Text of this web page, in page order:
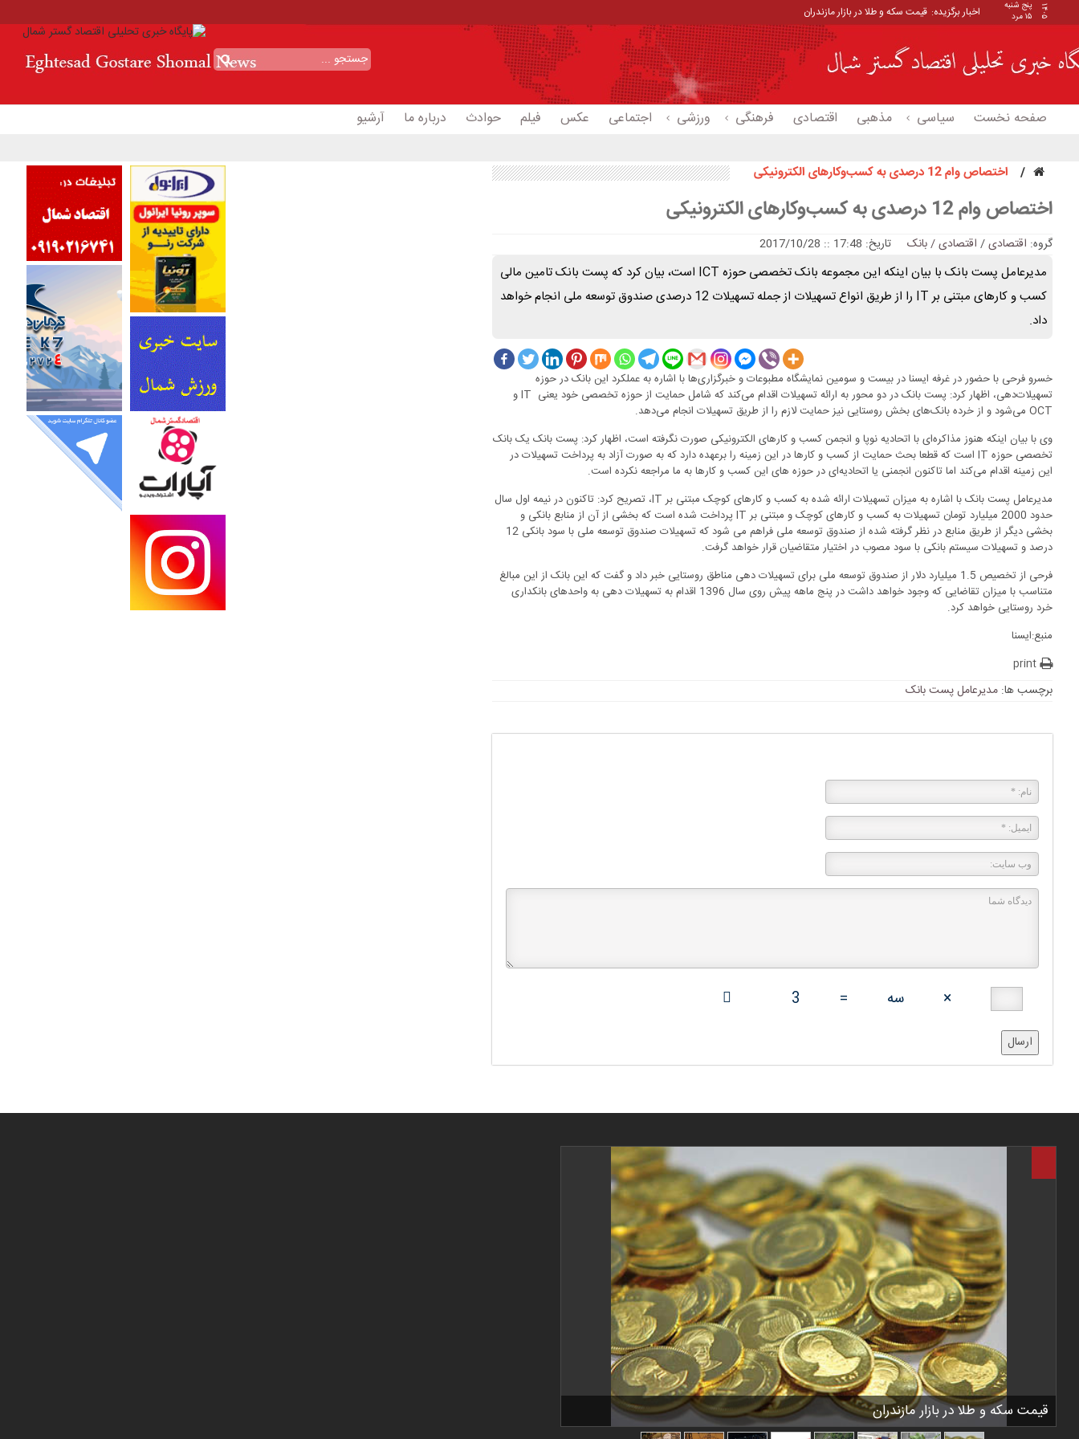
۱۴۰۵
پنج شنبه
۱۵ مرد
اخبار برگزیده: قیمت سکه و طلا در بازار مازندران
صفحه نخست سیاسی مذهبی اقتصادی فرهنگی ورزشی اجتماعی عکس فیلم حوادث درباره ما آرشیو
اختصاص وام 12 درصدی به کسب‌وکارهای الکترونیکی
اختصاص وام 12 درصدی به کسب‌وکارهای الکترونیکی
گروه: اقتصادی/ اقتصادی / بانک تاریخ: 17:48 :: 2017/10/28
مدیرعامل پست بانک با بیان اینکه این مجموعه بانک تخصصی حوزه ICT است، بیان کرد که پست بانک تامین مالی
کسب و کارهای مبتنی بر IT را از طریق انواع تسهیلات از جمله تسهیلات 12 درصدی صندوق توسعه ملی انجام خواهد
داد.
خسرو فرحی با حضور در غرفه ایسنا در بیست و سومین نمایشگاه مطبوعات و خبرگزاری‌ها با اشاره به عملکرد این بانک در حوزه
تسهیلات‌دهی، اظهار کرد: پست بانک در دو محور به ارائه تسهیلات اقدام می‌کند که شامل حمایت از حوزه تخصصی خود یعنی ITو
OCT می‌شود و از خرده بانک‌های بخش روستایی نیز حمایت لازم را از طریق تسهیلات انجام می‌دهد.
وی با بیان اینکه هنوز مذاکره‌ای با اتحادیه نوپا و انجمن کسب و کارهای الکترونیکی صورت نگرفته است، اظهار کرد: پست بانک یک بانک
تخصصی حوزه IT است که قطعا بحث حمایت از کسب و کارها در این زمینه را برعهده دارد که به صورت آزاد به پرداخت تسهیلات در
این زمینه اقدام می‌کند اما تاکنون انجمنی یا اتحادیه‌ای در حوزه های این کسب و کارها به ما مراجعه نکرده است.
مدیرعامل پست بانک با اشاره به میزان تسهیلات ارائه شده به کسب و کارهای کوچک مبتنی بر IT، تصریح کرد: تاکنون در نیمه اول سال
حدود 2000 میلیارد تومان تسهیلات به کسب و کارهای کوچک و مبتنی بر
IT پرداخت شده است که بخشی از آن از منابع بانکی و
بخشی دیگر از طریق منابع در نظر گرفته شده از صندوق توسعه ملی فراهم می شود که تسهیلات صندوق توسعه ملی با سود بانکی 12
درصد و تسهیلات سیستم بانکی با سود مصوب در اختیار متقاضیان قرار خواهد گرفت.
فرحی از تخصیص 1.5 میلیارد دلار از صندوق توسعه ملی برای تسهیلات دهی مناطق روستایی خبر داد و گفت که این بانک از این مبالغ
متناسب با میزان تقاضایی که وجود خواهد داشت در پنج ماهه پیش روی سال 1396 اقدام به تسهیلات دهی به واحدهای بانکداری
خرد روستایی خواهد کرد.
منبع:ایسنا
print
برچسب ها:مدیرعامل پست بانک
× سه =
3
ارسال
قیمت سکه و طلا در بازار مازندران